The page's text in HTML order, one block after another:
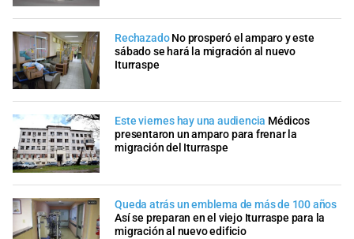
Rechazado No prosperó el amparo y este
sábado se hará la migración al nuevo
Iturraspe
Este viernes hay una audiencia Médicos
presentaron un amparo para frenar la
migración del Iturraspe
Queda atrás un emblema de más de 100 años
Así se preparan en el viejo Iturraspe para la
migración al nuevo edificio